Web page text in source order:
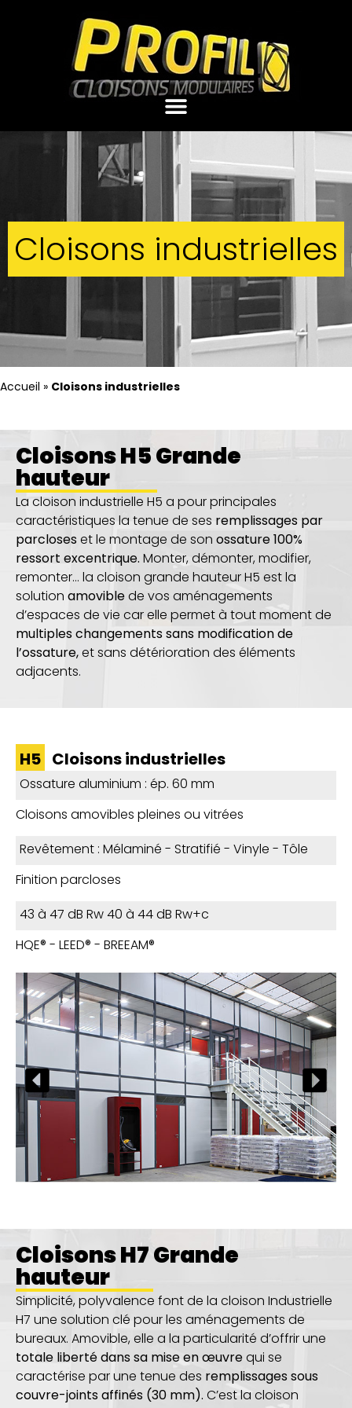
Cloisons industrielles
Accueil » Cloisons industrielles
Cloisons H5 Grande
hauteur
La cloison industrielle H5 a pour principales
caractéristiques la tenue de ses remplissages par
parcloseset le montage de son ossature 100%
ressort excentrique. Monter, démonter, modifier,
remonter… la cloison grande hauteur H5 est la
solution amoviblede vos aménagements
d’espaces de vie car elle permet à tout moment de
multiples changements sans modification de
l’ossature,et sans détérioration des éléments
adjacents.
H5 Cloisons industrielles
Ossature aluminium : ép. 60 mm
Cloisons amovibles pleines ou vitrées
Revêtement : Mélaminé - Stratifié - Vinyle - Tôle
Finition parcloses
43 à 47 dB Rw 40 à 44 dB Rw+c
HQE® - LEED® - BREEAM®
Cloisons H7 Grande
hauteur
Simplicité, polyvalence font de la cloison Industrielle
H7 une solution clé pour les aménagements de
bureaux. Amovible, elle a la particularité d’offrir une
totale liberté dans sa mise en œuvrequi se
caractérise par une tenue des remplissages sous
couvre-joints affinés (30 mm). C’est la cloison